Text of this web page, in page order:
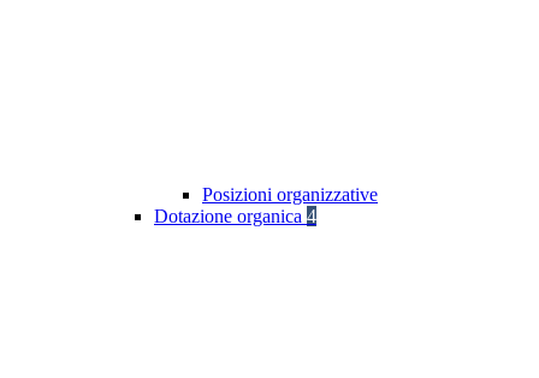
Posizioni organizzative
Dotazione organica 4